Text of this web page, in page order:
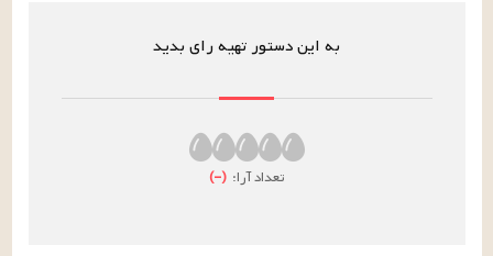
به این دستور تهیه رای بدید
تعداد آرا: (
–
)